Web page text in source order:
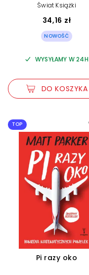
Świat Książki
34,16 zł
NOWOŚĆ
WYSYŁAMY W 24H
DO KOSZYKA
TOP
Pi razy oko